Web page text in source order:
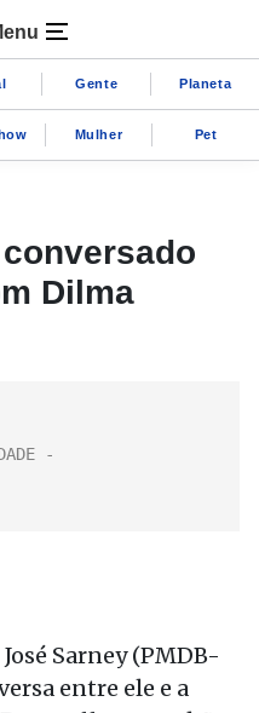
Gente Planeta
Mulher Pet
Dilma
Sarney (PMDB-
entre ele e a